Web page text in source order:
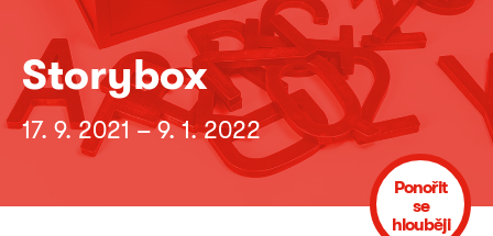
Storybox
17. 9. 2021 – 9. 1. 2022
Ponořit
se
hlouběji